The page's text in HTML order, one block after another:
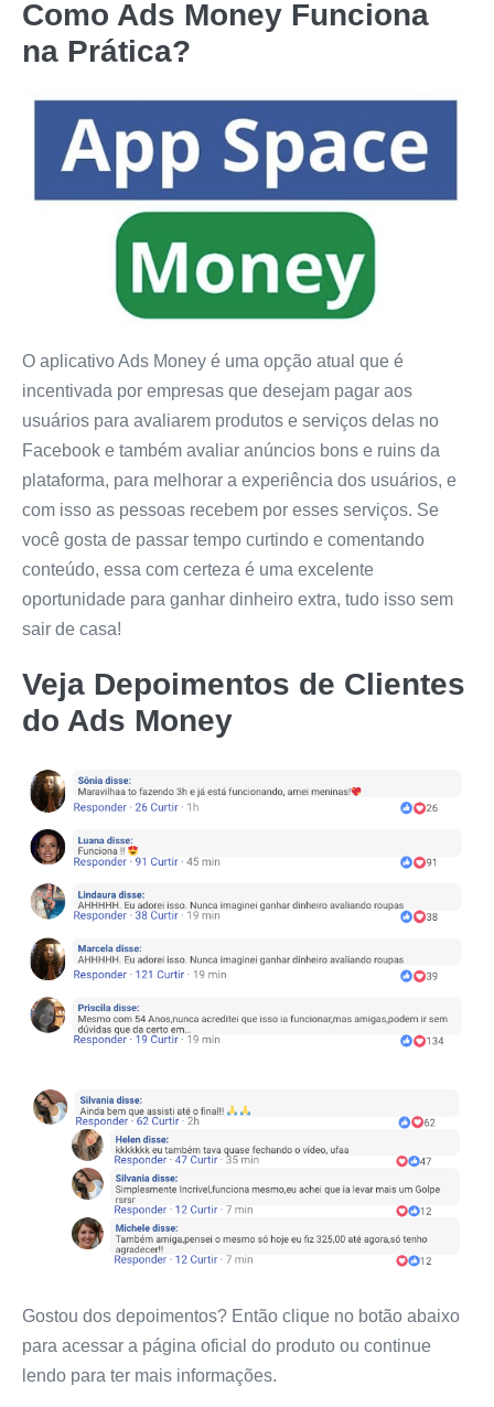
Como Ads Money Funciona
na Prática?
O aplicativo Ads Money é uma opção atual que é
incentivada por empresas que desejam pagar aos
usuários para avaliarem produtos e serviços delas no
Facebook e também avaliar anúncios bons e ruins da
plataforma, para melhorar a experiência dos usuários, e
com isso as pessoas recebem por esses serviços. Se
você gosta de passar tempo curtindo e comentando
conteúdo, essa com certeza é uma excelente
oportunidade para ganhar dinheiro extra, tudo isso sem
sair de casa!
Veja Depoimentos de Clientes
do Ads Money
Gostou dos depoimentos? Então clique no botão abaixo
para acessar a página oficial do produto ou continue
lendo para ter mais informações.